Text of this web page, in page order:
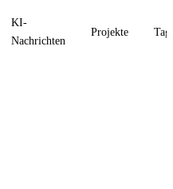
KI-
Nachrichten
Projekte